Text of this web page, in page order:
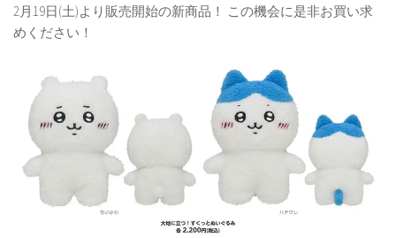
2月19日(土)より販売開始の新商品！ この機会に是非お買い求
めください！